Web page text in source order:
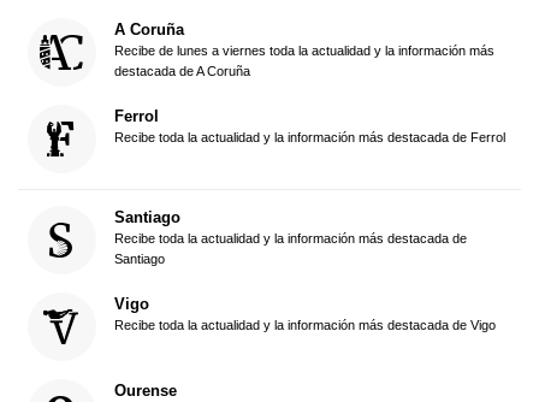
A Coruña
Recibe de lunes a viernes toda la actualidad y la información más
destacada de A Coruña
Ferrol
Recibe toda la actualidad y la información más destacada de Ferrol
Santiago
Recibe toda la actualidad y la información más destacada de
Santiago
Vigo
Recibe toda la actualidad y la información más destacada de Vigo
Ourense